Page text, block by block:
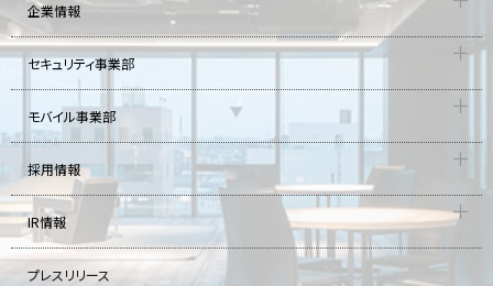
企業情報
セキュリティ事業部
モバイル事業部
採用情報
IR情報
プレスリリース